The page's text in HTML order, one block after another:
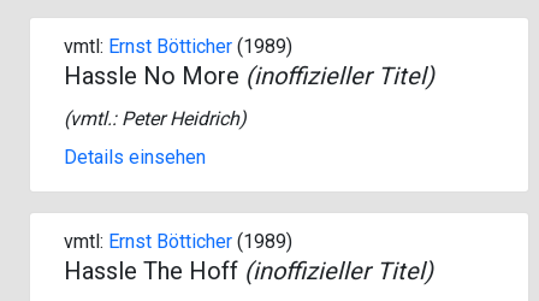
vmtl: Ernst Bötticher (1989)
Hassle No More (inoffizieller Titel)
(vmtl.: Peter Heidrich)
Details einsehen
vmtl: Ernst Bötticher (1989)
Hassle The Hoff (inoffizieller Titel)